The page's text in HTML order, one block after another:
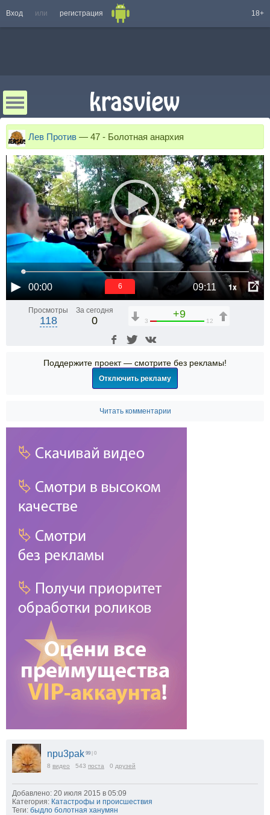
Вход или регистрация 18+
Лев Против — 47 - Болотная анархия
00:00 09:11 1x
6
Просмотры
118
За сегодня
0
+9
3 12
Поддержите проект — смотрите без рекламы!
Отключить рекламу
Читать комментарии
npu3pak 99 | 0
8 видео 543 поста 0 друзей
Добавлено: 20 июля 2015 в 05:09
Категория: Катастрофы и происшествия
Теги: быдло болотная ханумян